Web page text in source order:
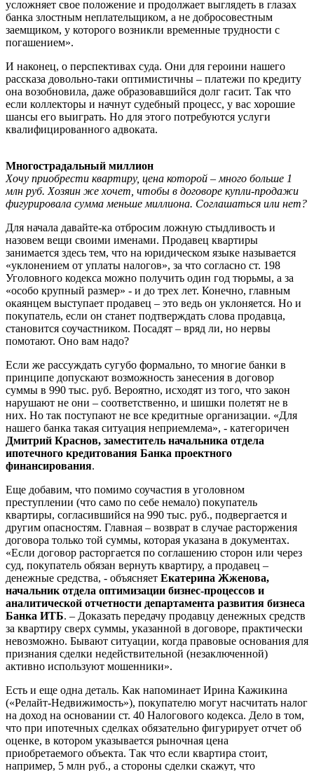
усложняет свое положение и продолжает выглядеть в глазах
банка злостным неплательщиком, а не добросовестным
заемщиком, у которого возникли временные трудности с
погашением».
И наконец, о перспективах суда. Они для героини нашего
рассказа довольно-таки оптимистичны – платежи по кредиту
она возобновила, даже образовавшийся долг гасит. Так что
если коллекторы и начнут судебный процесс, у вас хорошие
шансы его выиграть. Но для этого потребуются услуги
квалифицированного адвоката.
Многострадальный миллион
Хочу приобрести квартиру, цена которой – много больше 1
млн руб. Хозяин же хочет, чтобы в договоре купли-продажи
фигурировала сумма меньше миллиона. Соглашаться или нет?
Для начала давайте-ка отбросим ложную стыдливость и
назовем вещи своими именами. Продавец квартиры
занимается здесь тем, что на юридическом языке называется
«уклонением от уплаты налогов», за что согласно ст. 198
Уголовного кодекса можно получить один год тюрьмы, а за
«особо крупный размер» - и до трех лет. Конечно, главным
окаянцем выступает продавец – это ведь он уклоняется. Но и
покупатель, если он станет подтверждать слова продавца,
становится соучастником. Посадят – вряд ли, но нервы
помотают. Оно вам надо?
Если же рассуждать сугубо формально, то многие банки в
принципе допускают возможность занесения в договор
суммы в 990 тыс. руб. Вероятно, исходят из того, что закон
нарушают не они – соответственно, и шишки полетят не в
них. Но так поступают не все кредитные организации. «Для
нашего банка такая ситуация неприемлема», - категоричен
Дмитрий Краснов, заместитель начальника отдела
ипотечного кредитования Банка проектного
финансирования.
Еще добавим, что помимо соучастия в уголовном
преступлении (что само по себе немало) покупатель
квартиры, согласившийся на 990 тыс. руб., подвергается и
другим опасностям. Главная – возврат в случае расторжения
договора только той суммы, которая указана в документах.
«Если договор расторгается по соглашению сторон или через
суд, покупатель обязан вернуть квартиру, а продавец –
денежные средства, - объясняет Екатерина Жженова,
начальник отдела оптимизации бизнес-процессов и
аналитической отчетности департамента развития бизнеса
Банка ИТБ. – Доказать передачу продавцу денежных средств
за квартиру сверх суммы, указанной в договоре, практически
невозможно. Бывают ситуации, когда правовые основания для
признания сделки недействительной (незаключенной)
активно используют мошенники».
Есть и еще одна деталь. Как напоминает Ирина Кажикина
(«Релайт-Недвижимость»), покупателю могут насчитать налог
на доход на основании ст. 40 Налогового кодекса. Дело в том,
что при ипотечных сделках обязательно фигурирует отчет об
оценке, в котором указывается рыночная цена
приобретаемого объекта. Так что если квартира стоит,
например, 5 млн руб., а стороны сделки скажут, что